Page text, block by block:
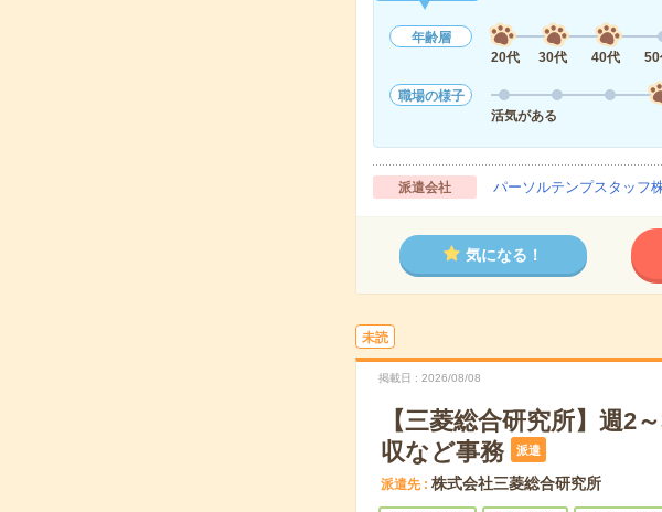
年齢層
20代
30代 40代 50
職場の様子
活気がある
派遣会社 パーソルテンプスタッフ
気になる！
未読
掲載日 2026/08/08
【三菱総合研究所】週2
収など事務
派遣
派遣先 株式会社三菱総合研究所